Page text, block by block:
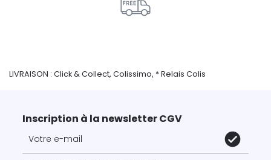
LIVRAISON : Click & Collect, Colissimo, * Relais Colis
Inscription à la newsletter CGV